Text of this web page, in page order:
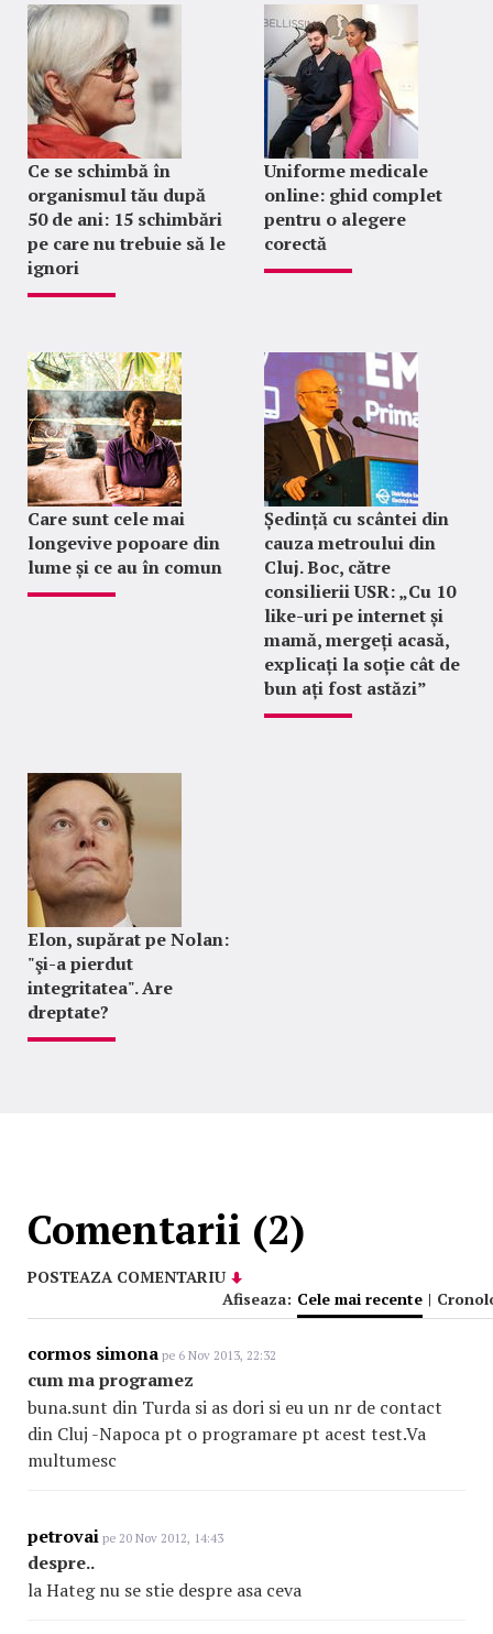
Ce se schimbă în
organismul tău după
50 de ani: 15 schimbări
pe care nu trebuie să le
ignori
Uniforme medicale
online: ghid complet
pentru o alegere
corectă
Care sunt cele mai
longevive popoare din
lume și ce au în comun
Ședință cu scântei din
cauza metroului din
Cluj. Boc, către
consilierii USR: „Cu 10
like-uri pe internet și
mamă, mergeți acasă,
explicați la soție cât de
bun ați fost astăzi”
Elon, supărat pe Nolan:
"şi-a pierdut
integritatea". Are
dreptate?
Comentarii (2)
POSTEAZA COMENTARIU
Afiseaza: Cele mai recente |
cormos simona pe 6 Nov 2013, 22:32
cum ma programez
buna.sunt din Turda si as dori si eu un nr de contact
din Cluj -Napoca pt o programare pt acest test.Va
multumesc
petrovai pe 20 Nov 2012, 14:43
despre..
la Hateg nu se stie despre asa ceva